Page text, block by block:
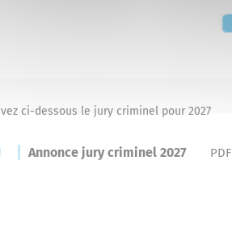
ci-dessous le jury criminel pour 2027
Annonce jury criminel 2027 PDF